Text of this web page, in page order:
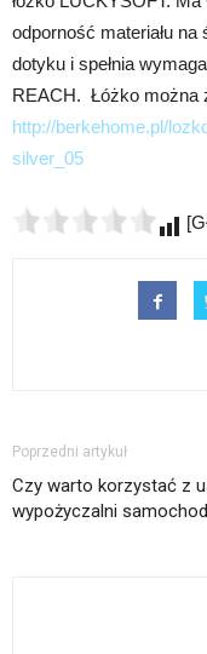
odporność materiału
dotyku i spełnia
REACH. Łóżko można
http://berkehome.pl/
silver_05
Poprzedni artykuł
Czy warto korzystać z
wypożyczalni